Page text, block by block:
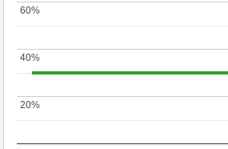
20%
20%
40%
40%
60%
60%